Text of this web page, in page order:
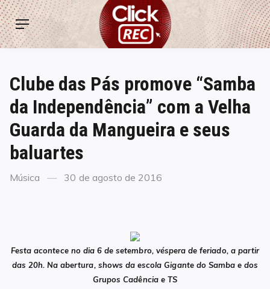
Skip
to
content
ClickREC
Menu
Clube das Pás promove “Samba
da Independência” com a Velha
Guarda da Mangueira e seus
baluartes
Categories
Música
Posted
30 de agosto de 2016
Festa acontece no dia 6 de setembro, véspera de feriado, a partir
das 20h. Na abertura, shows da escola Gigante do Samba e dos
Grupos Cadência e TS